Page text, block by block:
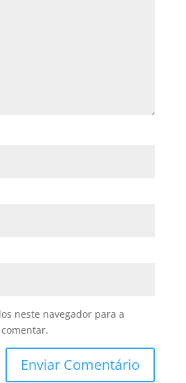
neste navegador para a